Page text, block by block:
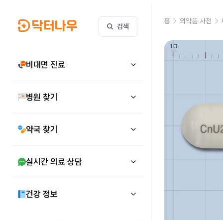
검색
비대면 진료
병원 찾기
약국 찾기
실시간 의료 상담
건강 정보
홈 의약품 사전